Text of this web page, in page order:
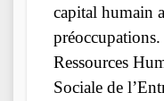
capital humain
Ressources
Sociale de